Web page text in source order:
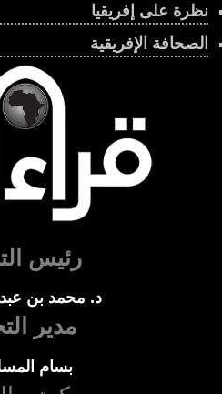
نظرة على إفريقيا
الصحافة الإفريقية
رئيس
د. محمد بن عبد
مدير
بسام